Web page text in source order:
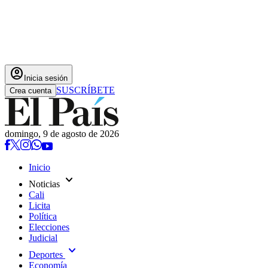
account_circle Inicia sesión
Crea cuenta SUSCRÍBETE
domingo, 9 de agosto de 2026
Inicio
Noticias expand_more
Cali
Licita
Política
Elecciones
Judicial
Deportes expand_more
Economía